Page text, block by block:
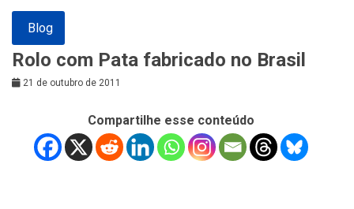
Blog
Rolo com Pata fabricado no Brasil
21 de outubro de 2011
Compartilhe esse conteúdo